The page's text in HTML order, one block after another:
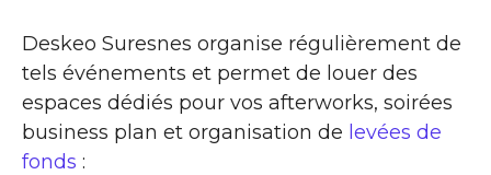
Deskeo Suresnes organise régulièrement de
tels événements et permet de louer des
espaces dédiés pour vos afterworks, soirées
business plan et organisation de levées de
fonds :